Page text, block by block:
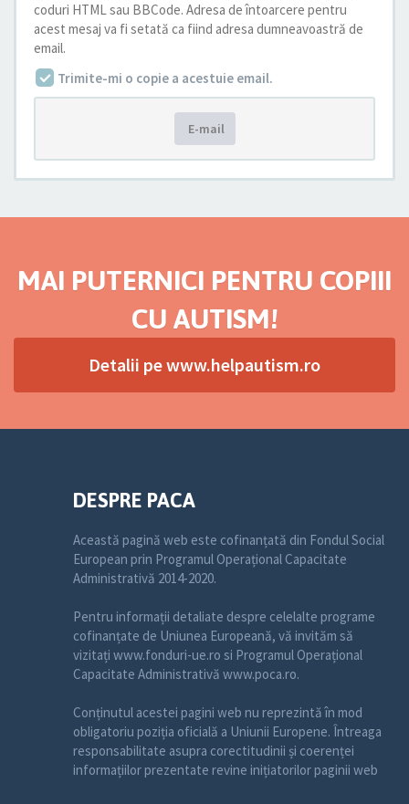
coduri HTML sau BBCode. Adresa de întoarcere pentru
acest mesaj va fi setată ca fiind adresa dumneavoastră de
email.
Trimite-mi o copie a acestuie email.
E-mail
MAI PUTERNICI PENTRU COPIII
CU AUTISM!
Detalii pe www.helpautism.ro
DESPRE PACA
Această pagină web este cofinanțată din Fondul Social
European prin Programul Operațional Capacitate
Administrativă 2014-2020.
Pentru informații detaliate despre celelalte programe
cofinanțate de Uniunea Europeană, vă invităm să
vizitați www.fonduri-ue.ro si Programul Operațional
Capacitate Administrativă www.poca.ro.
Conținutul acestei pagini web nu reprezintă în mod
obligatoriu poziția oficială a Uniunii Europene. Întreaga
responsabilitate asupra corectitudinii și coerenței
informațiilor prezentate revine inițiatorilor paginii web